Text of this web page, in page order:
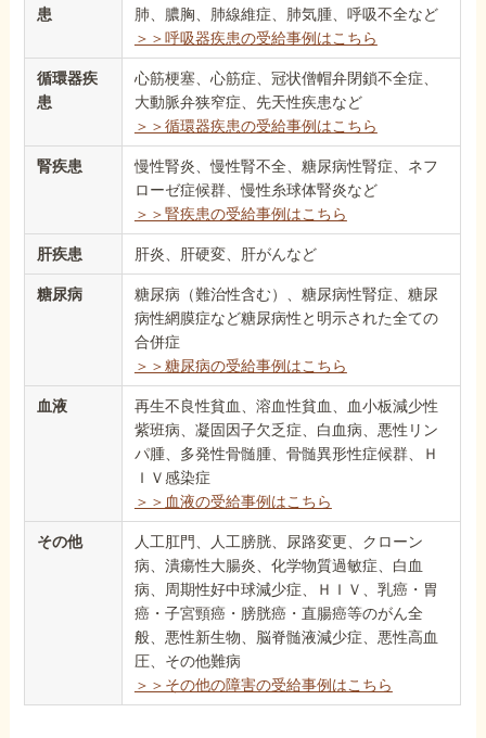
患
肺、膿胸、肺線維症、肺気腫、呼吸不全など
＞＞呼吸器疾患の受給事例はこちら
循環器疾
患
心筋梗塞、心筋症、冠状僧帽弁閉鎖不全症、
大動脈弁狭窄症、先天性疾患など
＞＞循環器疾患の受給事例はこちら
腎疾患
慢性腎炎、慢性腎不全、糖尿病性腎症、ネフ
ローゼ症候群、慢性糸球体腎炎など
＞＞腎疾患の受給事例はこちら
肝疾患 肝炎、肝硬変、肝がんなど
糖尿病
糖尿病（難治性含む）、糖尿病性腎症、糖尿
病性網膜症など糖尿病性と明示された全ての
合併症
＞＞糖尿病の受給事例はこちら
血液
再生不良性貧血、溶血性貧血、血小板減少性
紫班病、凝固因子欠乏症、白血病、悪性リン
パ腫、多発性骨髄腫、骨髄異形性症候群、Ｈ
ＩＶ感染症
＞＞血液の受給事例はこちら
その他
人工肛門、人工膀胱、尿路変更、クローン
病、潰瘍性大腸炎、化学物質過敏症、白血
病、周期性好中球減少症、ＨＩＶ、乳癌・胃
癌・子宮頸癌・膀胱癌・直腸癌等のがん全
般、悪性新生物、脳脊髄液減少症、悪性高血
圧、その他難病
＞＞その他の障害の受給事例はこちら